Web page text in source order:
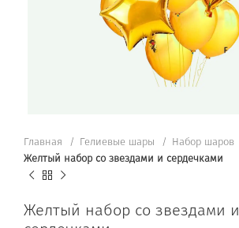
Главная Гелиевые шары
Набор шаров
Желтый набор со звездами и сердечками
Желтый набор со звездами и